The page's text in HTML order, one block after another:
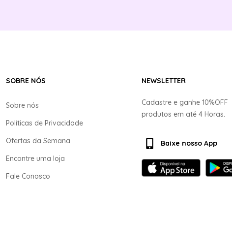
SOBRE NÓS
Sobre nós
Políticas de Privacidade
Ofertas da Semana
Encontre uma loja
Fale Conosco
NEWSLETTER
Cadastre e ganhe 10%OFF
produtos em até 4 Horas.
Baixe nosso App